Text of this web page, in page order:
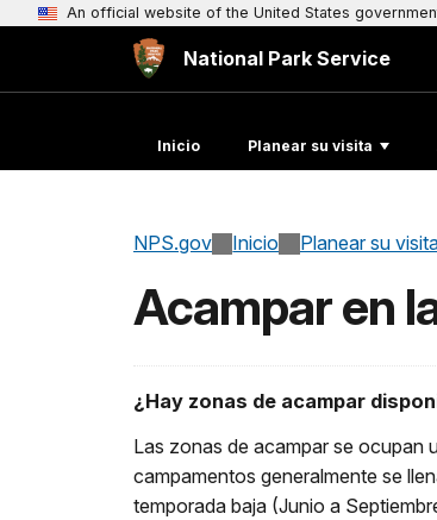
An official website of the United States
National Park Service
Inicio Planear su visita
NPS.gov Inicio Planear su
Acampar en
¿Hay zonas de acampar
Las zonas de acampar se ocupan
campamentos generalmente se
temporada baja (Junio a